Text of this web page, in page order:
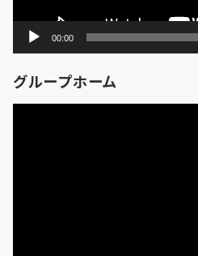
00:00
グループホーム